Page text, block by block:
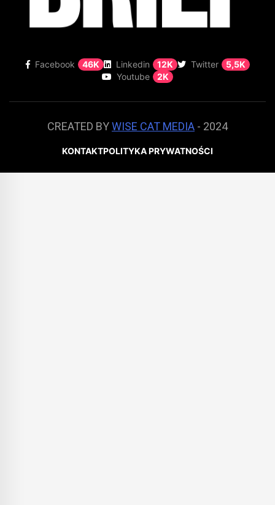
Facebook 46K Linkedin 12K Twitter
5,5K
Youtube
2K
CREATED BYWISE CAT MEDIA - 2024
KONTAKTPOLITYKA PRYWATNOŚCI